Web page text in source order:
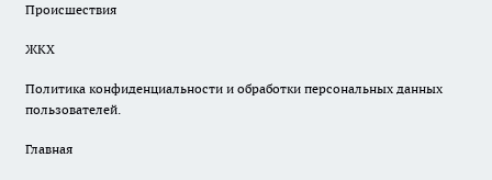
Происшествия
ЖКХ
Политика конфиденциальности и обработки персональных данных
пользователей.
Главная